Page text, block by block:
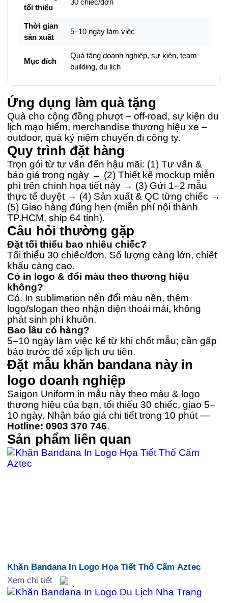
tối thiểu
Thời gian
sản xuất
5–10 ngày làm việc
Mục đích
Quà tặng doanh nghiệp, sự kiện, team
building, du lịch
Ứng dụng làm quà tặng
Quà cho cộng đồng phượt – off-road, sự kiện du
lịch mạo hiểm, merchandise thương hiệu xe –
outdoor, quà kỷ niệm chuyến đi công ty.
Quy trình đặt hàng
Trọn gói từ tư vấn đến hậu mãi: (1) Tư vấn &
báo giá trong ngày → (2) Thiết kế mockup miễn
phí trên chính họa tiết này → (3) Gửi 1–2 mẫu
thực tế duyệt → (4) Sản xuất & QC từng chiếc →
(5) Giao hàng đúng hẹn (miễn phí nội thành
TP.HCM, ship 64 tỉnh).
Câu hỏi thường gặp
Đặt tối thiểu bao nhiêu chiếc?
Tối thiểu 30 chiếc/đơn. Số lượng càng lớn, chiết
khấu càng cao.
Có in logo & đổi màu theo thương hiệu
không?
Có. In sublimation nên đổi màu nền, thêm
logo/slogan theo nhận diện thoải mái, không
phát sinh phí khuôn.
Bao lâu có hàng?
5–10 ngày làm việc kể từ khi chốt mẫu; cần gấp
báo trước để xếp lịch ưu tiên.
Đặt mẫu khăn bandana này in
logo doanh nghiệp
Saigon Uniform in mẫu này theo màu & logo
thương hiệu của bạn, tối thiểu 30 chiếc, giao 5–
10 ngày. Nhận báo giá chi tiết trong 10 phút —
Hotline: 0903 370 746.
Sản phẩm liên quan
Khăn Bandana In Logo Họa Tiết Thổ Cẩm Aztec
Xem chi tiết